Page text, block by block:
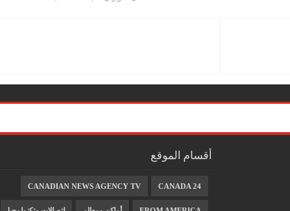
أقسام الموقع
CANADA 24
CANADIAN NEWS AGENCY TV